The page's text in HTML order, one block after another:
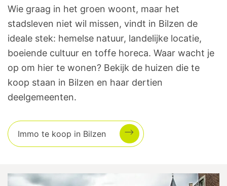
Wie graag in het groen woont, maar het
stadsleven niet wil missen, vindt in Bilzen de
ideale stek: hemelse natuur, landelijke locatie,
boeiende cultuur en toffe horeca. Waar wacht je
op om hier te wonen? Bekijk de huizen die te
koop staan in Bilzen en haar dertien
deelgemeenten.
Immo te koop in Bilzen